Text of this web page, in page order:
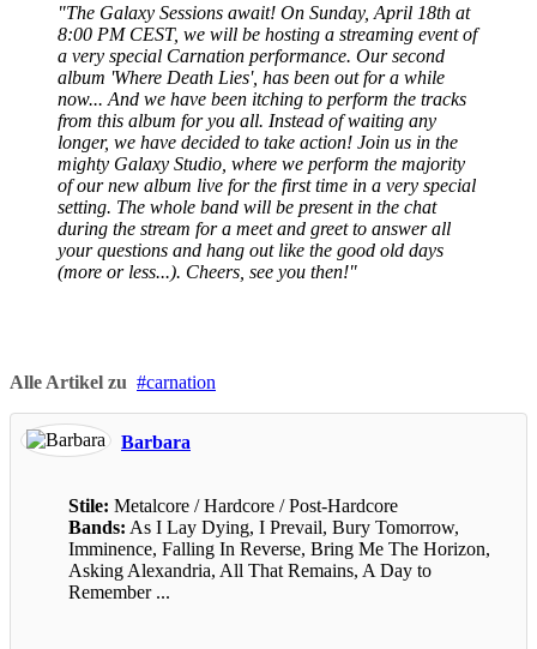
"The Galaxy Sessions await! On Sunday, April 18th at
8:00 PM CEST, we will be hosting a streaming event of
a very special Carnation performance. Our second
album 'Where Death Lies', has been out for a while
now... And we have been itching to perform the tracks
from this album for you all. Instead of waiting any
longer, we have decided to take action! Join us in the
mighty Galaxy Studio, where we perform the majority
of our new album live for the first time in a very special
setting. The whole band will be present in the chat
during the stream for a meet and greet to answer all
your questions and hang out like the good old days
(more or less...). Cheers, see you then!"
Alle Artikel zu carnation
Barbara
Stile: Metalcore / Hardcore / Post-Hardcore
Bands: As I Lay Dying, I Prevail, Bury Tomorrow,
Imminence, Falling In Reverse, Bring Me The Horizon,
Asking Alexandria, All That Remains, A Day to
Remember ...